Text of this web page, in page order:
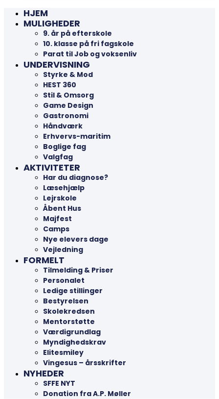
HJEM
MULIGHEDER
9. år på efterskole
10. klasse på fri fagskole
Parat til Job og voksenliv
UNDERVISNING
Styrke & Mod
HEST 360
Stil & Omsorg
Game Design
Gastronomi
Håndværk
Erhvervs-maritim
Boglige fag
Valgfag
AKTIVITETER
Har du diagnose?
Læsehjælp
Lejrskole
Åbent Hus
Majfest
Camps
Nye elevers dage
Vejledning
FORMELT
Tilmelding & Priser
Personalet
Ledige stillinger
Bestyrelsen
Skolekredsen
Mentorstøtte
Værdigrundlag
Myndighedskrav
Elitesmiley
Vingesus – årsskrifter
NYHEDER
SFFE NYT
Donation fra A.P. Møller